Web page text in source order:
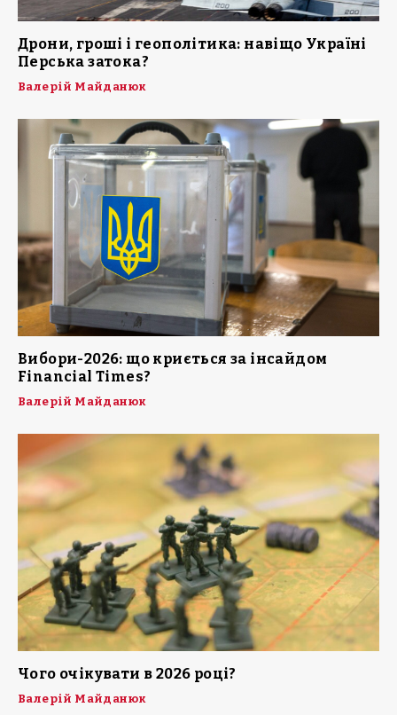
Дрони, гроші і геополітика: навіщо Україні
Перська затока?
Валерій Майданюк
Вибори-2026: що криється за інсайдом
Financial Times?
Валерій Майданюк
Чого очікувати в 2026 році?
Валерій Майданюк